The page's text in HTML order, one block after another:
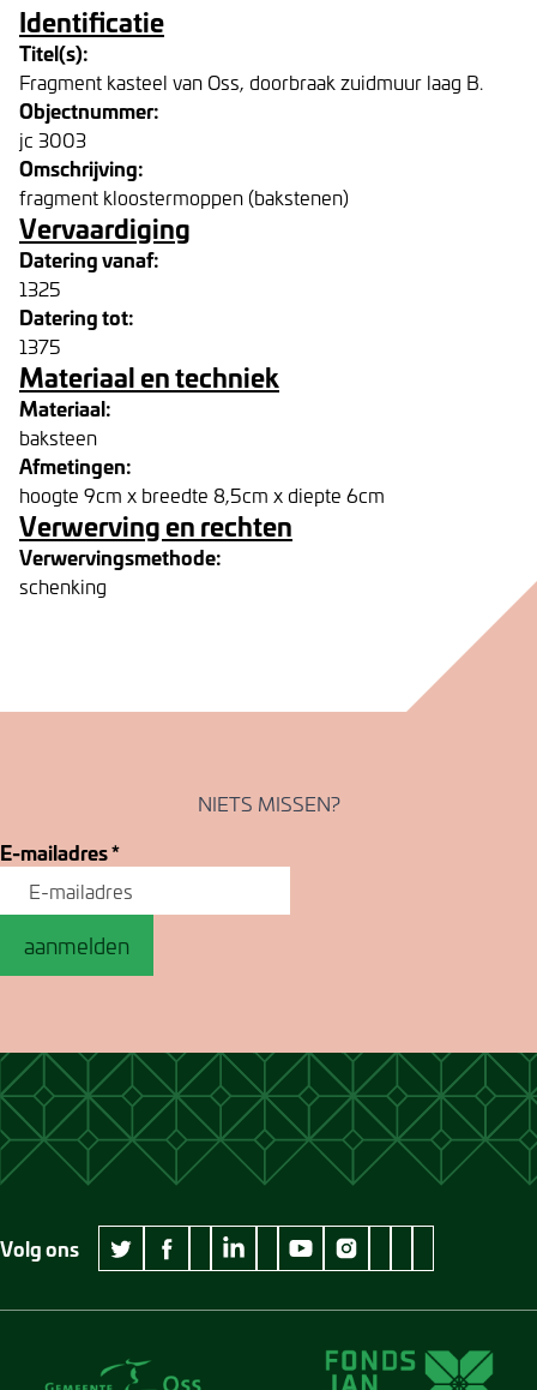
Identificatie
Titel(s):
Fragment kasteel van Oss, doorbraak zuidmuur laag B.
Objectnummer:
jc 3003
Omschrijving:
fragment kloostermoppen (bakstenen)
Vervaardiging
Datering vanaf:
1325
Datering tot:
1375
Materiaal en techniek
Materiaal:
baksteen
Afmetingen:
hoogte 9cm x breedte 8,5cm x diepte 6cm
Verwerving en rechten
Verwervingsmethode:
schenking
NIETS MISSEN?
E-mailadres*
aanmelden
Volg ons
twitter Museum Jan Cunen
facebook Museum Jan Cunen
wikipedia Museum Jan Cunen
linkedin Museum Jan Cunen
googleplus Museum Jan Cunen
youtube Museum Jan Cunen
instagram Museum